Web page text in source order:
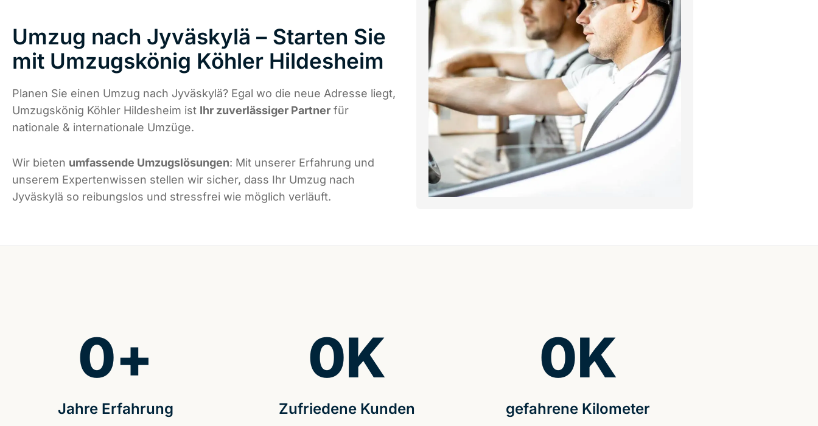
Umzug nach Jyväskylä – Starten Sie
mit Umzugskönig Köhler Hildesheim
Planen Sie einen Umzug nach Jyväskylä? Egal wo die neue Adresse liegt,
Umzugskönig Köhler Hildesheim ist Ihr zuverlässiger Partner für
nationale & internationale Umzüge.
Wir bieten umfassende Umzugslösungen: Mit unserer Erfahrung und
unserem Expertenwissen stellen wir sicher, dass Ihr Umzug nach
Jyväskylä so reibungslos und stressfrei wie möglich verläuft.
Jahre Erfahrung
0+
Zufriedene Kunden
0K
gefahrene Kilometer
0K